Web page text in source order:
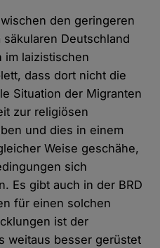
den geringeren
Deutschland
im laizistischen
dass dort nicht die
Situation der Migranten
zur religiösen
und dies in einem
Weise geschähe,
sich
Es gibt auch in der BRD
für einen solchen
ist der
weitaus besser gerüstet